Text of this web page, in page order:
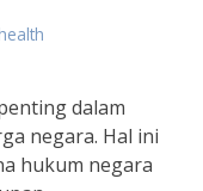
dalam
negara. Hal ini
hukum negara